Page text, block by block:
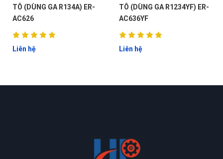
TÔ (DÙNG GA R134A) ER-
AC626
Liên hệ
TÔ (DÙNG GA R1234YF) ER-
AC636YF
Liên hệ